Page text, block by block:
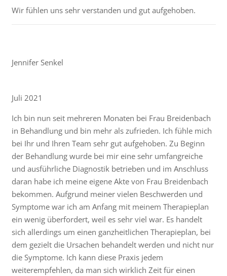
Wir fühlen uns sehr verstanden und gut aufgehoben.
Jennifer Senkel
Juli 2021
Ich bin nun seit mehreren Monaten bei Frau Breidenbach
in Behandlung und bin mehr als zufrieden. Ich fühle mich
bei Ihr und Ihren Team sehr gut aufgehoben. Zu Beginn
der Behandlung wurde bei mir eine sehr umfangreiche
und ausführliche Diagnostik betrieben und im Anschluss
daran habe ich meine eigene Akte von Frau Breidenbach
bekommen. Aufgrund meiner vielen Beschwerden und
Symptome war ich am Anfang mit meinem Therapieplan
ein wenig überfordert, weil es sehr viel war. Es handelt
sich allerdings um einen ganzheitlichen Therapieplan, bei
dem gezielt die Ursachen behandelt werden und nicht nur
die Symptome. Ich kann diese Praxis jedem
weiterempfehlen, da man sich wirklich Zeit für einen